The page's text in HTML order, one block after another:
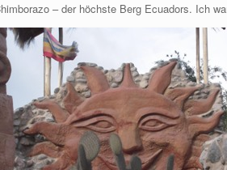
– der höchste Berg Ecuadors. Ich